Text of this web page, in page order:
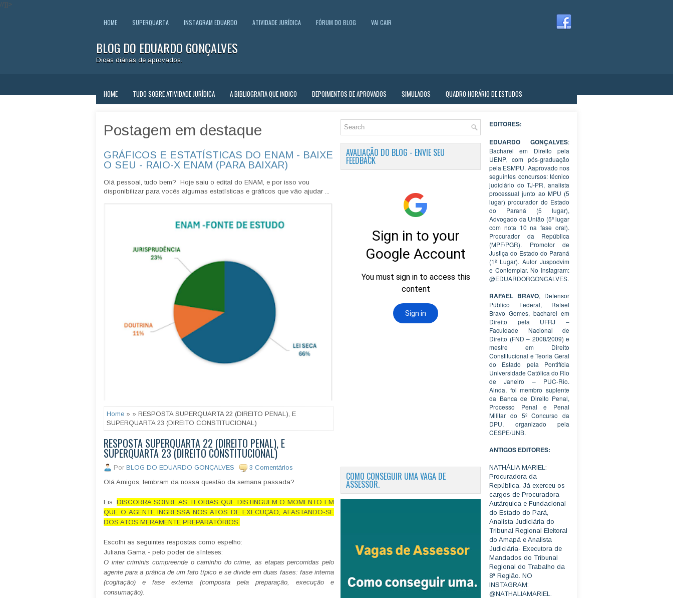
//]]>
HOME SUPERQUARTA INSTAGRAM EDUARDO ATIVIDADE JURÍDICA FÓRUM DO BLOG VAI CAIR
BLOG DO EDUARDO GONÇALVES
Dicas diárias de aprovados.
HOME TUDO SOBRE ATIVIDADE JURÍDICA A BIBLIOGRAFIA QUE INDICO DEPOIMENTOS DE APROVADOS SIMULADOS QUADRO HORÁRIO DE ESTUDOS
Postagem em destaque
GRÁFICOS E ESTATÍSTICAS DO ENAM - BAIXE
O SEU - RAIO-X ENAM (PARA BAIXAR)
Olá pessoal, tudo bem? Hoje saiu o edital do ENAM, e por isso vou
disponibilizar para vocês algumas estatísticas e gráficos que vão ajudar ...
Home » » RESPOSTA SUPERQUARTA 22 (DIREITO PENAL), E
SUPERQUARTA 23 (DIREITO CONSTITUCIONAL)
RESPOSTA SUPERQUARTA 22 (DIREITO PENAL), E
SUPERQUARTA 23 (DIREITO CONSTITUCIONAL)
Por BLOG DO EDUARDO GONÇALVES
3 Comentários
Olá Amigos, lembram da nossa questão da semana passada?
Eis: DISCORRA SOBRE AS TEORIAS QUE DISTINGUEM O MOMENTO EM
QUE O AGENTE INGRESSA NOS ATOS DE EXECUÇÃO, AFASTANDO-SE
DOS ATOS MERAMENTE PREPARATÓRIOS.
Escolhi as seguintes respostas como espelho:
Juliana Gama - pelo poder de sínteses:
O inter criminis compreende o caminho do crime, as etapas percorridas pelo
agente para a prática de um fato típico e se divide em duas fases: fase interna
(cogitação) e fase externa (composta pela preparação, execução e
consumação).
AVALIAÇÃO DO BLOG - ENVIE SEU
FEEDBACK
COMO CONSEGUIR UMA VAGA DE
ASSESSOR.
EDITORES:
EDUARDO GONÇALVES:
Bacharel em Direito pela
UENP, com pós-graduação
pela ESMPU. Aaprovado nos
seguintes concursos: técnico
judiciário do TJ-PR, analista
processual junto ao MPU (5
lugar) procurador do Estado
do Paraná (5 lugar),
Advogado da União (5º lugar
com nota 10 na fase oral).
Procurador da República
(MPF/PGR). Promotor de
Justiça do Estado do Paraná
(1º Lugar). Autor Juspodvim
e Contemplar. No Instagram:
@EDUARDORGONCALVES.
RAFAEL BRAVO, Defensor
Público Federal, Rafael
Bravo Gomes, bacharel em
Direito pela UFRJ –
Faculdade Nacional de
Direito (FND – 2008/2009) e
mestre em Direito
Constitucional e Teoria Geral
do Estado pela Pontifícia
Universidade Católica do Rio
de Janeiro – PUC-Rio.
Ainda, foi membro suplente
da Banca de Direito Penal,
Processo Penal e Penal
Militar do 5º Concurso da
DPU, organizado pela
CESPE/UNB.
ANTIGOS EDITORES:
NATHÁLIA MARIEL:
Procuradora da
República. Já exerceu os
cargos de Procuradora
Autárquica e Fundacional
do Estado do Pará,
Analista Judiciária do
Tribunal Regional Eleitoral
do Amapá e Analista
Judiciária- Executora de
Mandados do Tribunal
Regional do Trabalho da
8ª Região. NO
INSTAGRAM:
@NATHALIAMARIEL.